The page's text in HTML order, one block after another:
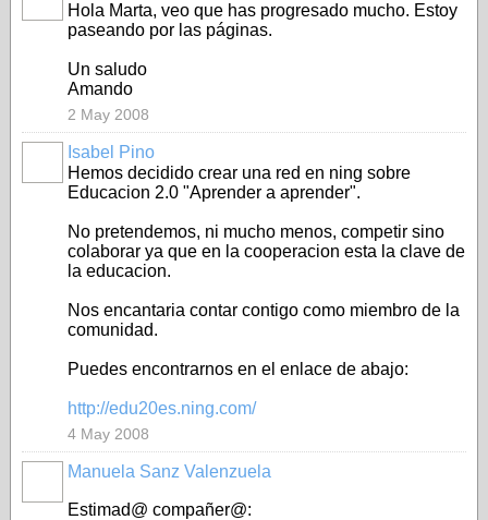
Hola Marta, veo que has progresado mucho. Estoy
paseando por las páginas.
Un saludo
Amando
2 May 2008
Isabel Pino
Hemos decidido crear una red en ning sobre
Educacion 2.0 "Aprender a aprender".
No pretendemos, ni mucho menos, competir sino
colaborar ya que en la cooperacion esta la clave de
la educacion.
Nos encantaria contar contigo como miembro de la
comunidad.
Puedes encontrarnos en el enlace de abajo:
http://edu20es.ning.com/
4 May 2008
Manuela Sanz Valenzuela
Estimad@ compañer@: